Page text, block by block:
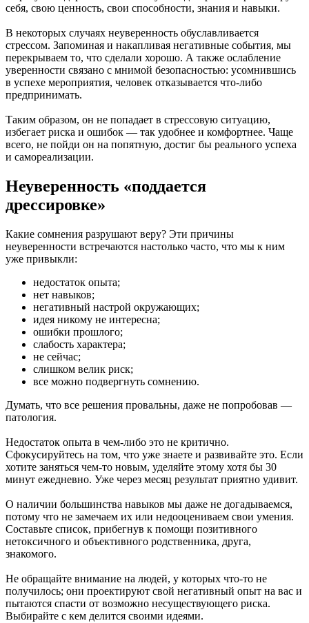
себя, свою ценность, свои способности, знания и навыки.
В некоторых случаях неуверенность обуславливается
стрессом. Запоминая и накапливая негативные события, мы
перекрываем то, что сделали хорошо. А также ослабление
уверенности связано с мнимой безопасностью: усомнившись
в успехе мероприятия, человек отказывается что-либо
предпринимать.
Таким образом, он не попадает в стрессовую ситуацию,
избегает риска и ошибок — так удобнее и комфортнее. Чаще
всего, не пойди он на попятную, достиг бы реального успеха
и самореализации.
Неуверенность «поддается
дрессировке»
Какие сомнения разрушают веру? Эти причины
неуверенности встречаются настолько часто, что мы к ним
уже привыкли:
недостаток опыта;
нет навыков;
негативный настрой окружающих;
идея никому не интересна;
ошибки прошлого;
слабость характера;
не сейчас;
слишком велик риск;
все можно подвергнуть сомнению.
Думать, что все решения провальны, даже не попробовав —
патология.
Недостаток опыта в чем-либо это не критично.
Сфокусируйтесь на том, что уже знаете и развивайте это. Если
хотите заняться чем-то новым, уделяйте этому хотя бы 30
минут ежедневно. Уже через месяц результат приятно удивит.
О наличии большинства навыков мы даже не догадываемся,
потому что не замечаем их или недооцениваем свои умения.
Составьте список, прибегнув к помощи позитивного
нетоксичного и объективного родственника, друга,
знакомого.
Не обращайте внимание на людей, у которых что-то не
получилось; они проектируют свой негативный опыт на вас и
пытаются спасти от возможно несуществующего риска.
Выбирайте с кем делится своими идеями.